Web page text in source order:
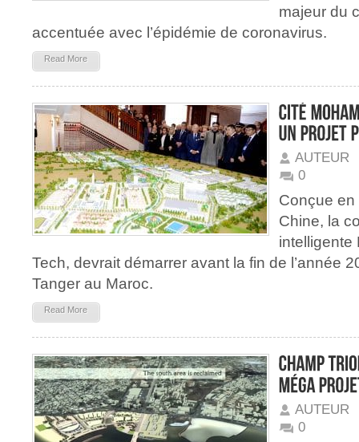
majeur du
accentuée avec l’épidémie de coronavirus.
Read More
AUTEUR
0
Conçue
Chine, la
intelligente
Tech, devrait démarrer avant la fin de l’année
Tanger au Maroc.
Read More
AUTEUR
0